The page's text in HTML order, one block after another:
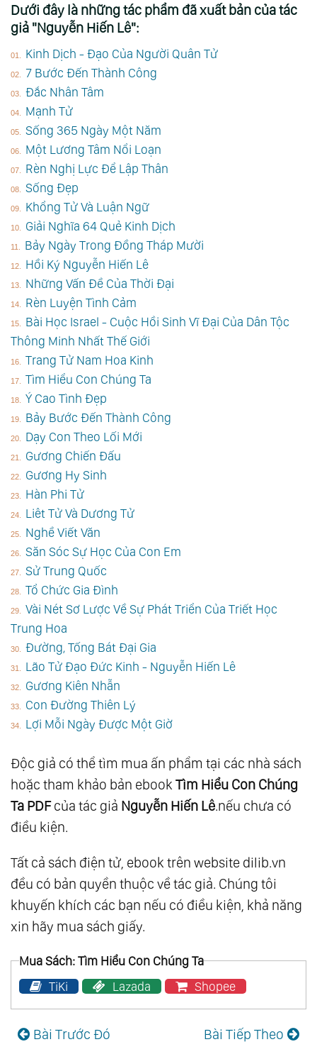
Dưới đây là những tác phẩm đã xuất bản của tác
giả "Nguyễn Hiến Lê":
Kinh Dịch - Đạo Của Người Quân Tử
7 Bước Đến Thành Công
Đắc Nhân Tâm
Mạnh Tử
Sống 365 Ngày Một Năm
Một Lương Tâm Nổi Loạn
Rèn Nghị Lực Để Lập Thân
Sống Đẹp
Khổng Tử Và Luận Ngữ
Giải Nghĩa 64 Quẻ Kinh Dịch
Bảy Ngày Trong Đồng Tháp Mười
Hồi Ký Nguyễn Hiến Lê
Những Vấn Đề Của Thời Đại
Rèn Luyện Tình Cảm
Bài Học Israel - Cuộc Hồi Sinh Vĩ Đại Của Dân Tộc
Thông Minh Nhất Thế Giới
Trang Tử Nam Hoa Kinh
Tìm Hiểu Con Chúng Ta
Ý Cao Tình Đẹp
Bảy Bước Đến Thành Công
Dạy Con Theo Lối Mới
Gương Chiến Đấu
Gương Hy Sinh
Hàn Phi Tử
Liêt Tử Và Dương Tử
Nghề Viết Văn
Săn Sóc Sự Học Của Con Em
Sử Trung Quốc
Tổ Chức Gia Đình
Vài Nét Sơ Lược Về Sự Phát Triển Của Triết Học
Trung Hoa
Đường, Tống Bát Đại Gia
Lão Tử Đạo Đức Kinh - Nguyễn Hiến Lê
Gương Kiên Nhẫn
Con Đường Thiên Lý
Lợi Mỗi Ngày Được Một Giờ
Độc giả có thể tìm mua ấn phẩm tại các nhà sách
hoặc tham khảo bản ebook Tìm Hiểu Con Chúng
Ta PDFcủa tác giả Nguyễn Hiến Lê.nếu chưa có
điều kiện.
Tất cả sách điện tử, ebook trên website dilib.vn
đều có bản quyền thuộc về tác giả. Chúng tôi
khuyến khích các bạn nếu có điều kiện, khả năng
xin hãy mua sách giấy.
Mua Sách: Tìm Hiểu Con Chúng Ta
TiKi
Lazada Shopee
Bài Trước Đó Bài Tiếp Theo